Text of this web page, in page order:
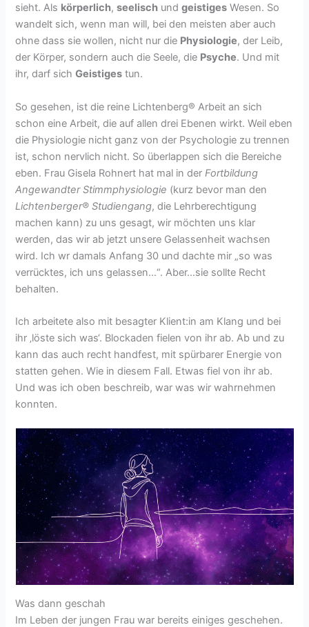
sieht. Als körperlich,seelisch undgeistiges Wesen. So
wandelt sich, wenn man will, bei den meisten aber auch
ohne dass sie wollen, nicht nur die Physiologie, der Leib,
der Körper, sondern auch die Seele, die Psyche. Und mit
ihr, darf sichGeistiges tun.
So gesehen, ist die reine Lichtenberg® Arbeit an sich
schon eine Arbeit, die auf allen drei Ebenen wirkt. Weil eben
die Physiologie nicht ganz von der Psychologie zu trennen
ist, schon nervlich nicht. So überlappen sich die Bereiche
eben. Frau Gisela Rohnert hat mal in der Fortbildung
Angewandter Stimmphysiologie (kurz bevor man den
Lichtenberger® Studiengang, die Lehrberechtigung
machen kann) zu uns gesagt, wir möchten uns klar
werden, das wir ab jetzt unsere Gelassenheit wachsen
wird. Ich wr damals Anfang 30 und dachte mir „so was
verrücktes, ich uns gelassen…“. Aber…sie sollte Recht
behalten.
Ich arbeitete also mit besagter Klient:in am Klang und bei
ihr ‚löste sich was‘. Blockaden fielen von ihr ab. Ab und zu
kann das auch recht handfest, mit spürbarer Energie von
statten gehen. Wie in diesem Fall. Etwas fiel von ihr ab.
Und was ich oben beschreib, war was wir wahrnehmen
konnten.
Was dann geschah
Im Leben der jungen Frau war bereits einiges geschehen.